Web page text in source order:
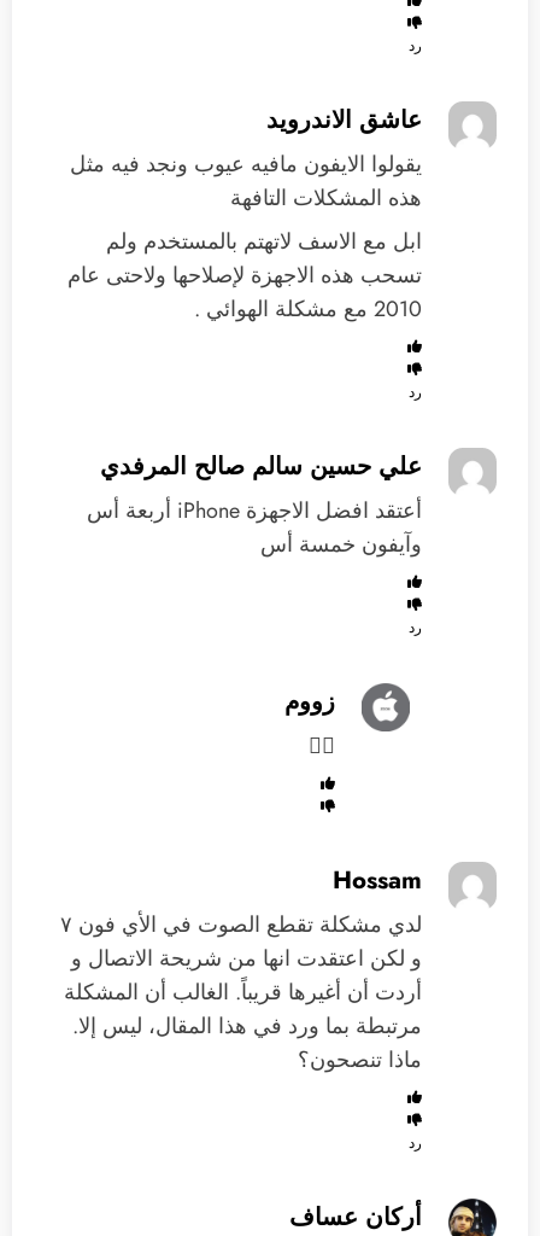
رد
عاشق الاندرويد
يقولوا الايفون مافيه عيوب ونجد فيه مثل
هذه المشكلات التافهة
ابل مع الاسف لاتهتم بالمستخدم ولم
تسحب هذه الاجهزة لإصلاحها ولاحتى عام
2010 مع مشكلة الهوائي .
رد
علي حسين سالم صالح المرفدي
‏أعتقد افضل الاجهزة iPhone أربعة أس
وآيفون خمسة أس ‏
رد
زووم
👍🏻
Hossam
لدي مشكلة تقطع الصوت في الأي فون ٧
و لكن اعتقدت انها من شريحة الاتصال و
أردت أن أغيرها قريباً. الغالب أن المشكلة
مرتبطة بما ورد في هذا المقال، ليس إلا.
ماذا تنصحون؟
رد
أركان عساف